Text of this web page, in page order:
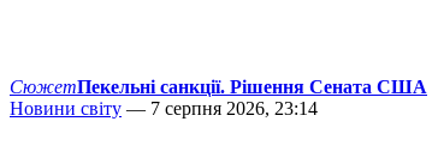
СюжетПекельні санкції. Рішення Сената США
Новини світу — 7 серпня 2026, 23:14